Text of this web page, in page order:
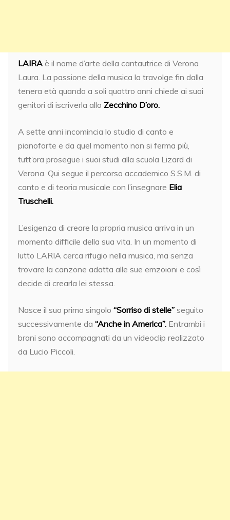
LAIRA è il nome d’arte della cantautrice di Verona
Laura. La passione della musica la travolge fin dalla
tenera età quando a soli quattro anni chiede ai suoi
genitori di iscriverla allo Zecchino D’oro.
A sette anni incomincia lo studio di canto e
pianoforte e da quel momento non si ferma più,
tutt’ora prosegue i suoi studi alla scuola Lizard di
Verona. Qui segue il percorso accademico S.S.M. di
canto e di teoria musicale con l’insegnare Elia
Truschelli.
L’esigenza di creare la propria musica arriva in un
momento difficile della sua vita. In un momento di
lutto LARIA cerca rifugio nella musica, ma senza
trovare la canzone adatta alle sue emzoioni e così
decide di crearla lei stessa.
Nasce il suo primo singolo “Sorriso di stelle” seguito
successivamente da “Anche in America”. Entrambi i
brani sono accompagnati da un videoclip realizzato
da Lucio Piccoli.